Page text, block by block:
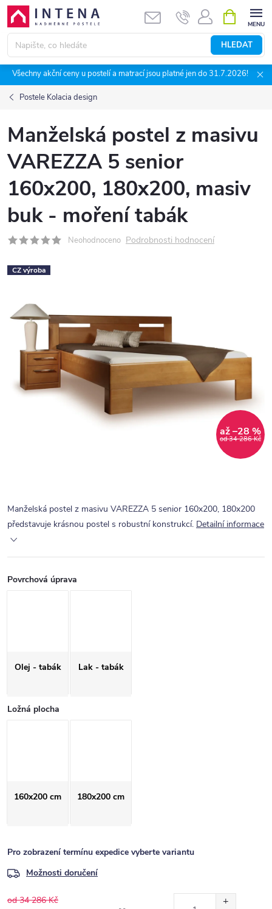
Přejít
obsah
HLEDAT
NÁKUPNÍ
KOŠÍK
Všechny akční ceny u postelí a matrací jsou platné jen do 31.7.2026!
Postele Kolacia design
Manželská postel z masivu
VAREZZA 5 senior
160x200, 180x200, masiv
buk - moření tabák
Neohodnoceno Podrobnosti hodnocení
CZ výroba
od 34 286 Kč
až –28 %
Manželská postel z masivu VAREZZA 5 senior 160x200, 180x200
představuje krásnou postel s robustní konstrukcí. Detailní informace
Povrchová úprava
Olej - tabák Lak - tabák
Ložná plocha
160x200 cm 180x200 cm
Pro zobrazení termínu expedice vyberte variantu
Možnosti doručení
od 34 286 Kč